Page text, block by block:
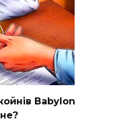
Babylon